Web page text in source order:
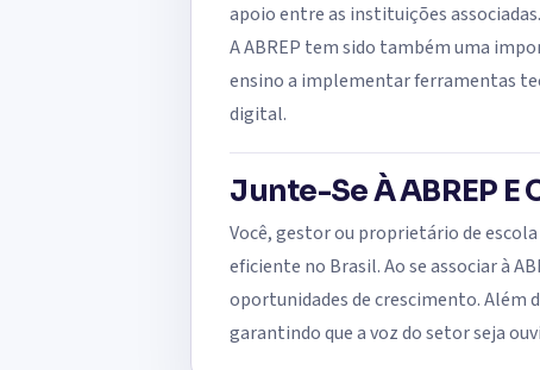
apoio entre as instituições associadas.
A ABREP tem sido também uma
ensino a implementar ferramentas
digital.
Junte-Se À ABREP
Você, gestor ou proprietário de
eficiente no Brasil. Ao se associar à
oportunidades de crescimento. Além
garantindo que a voz do setor seja